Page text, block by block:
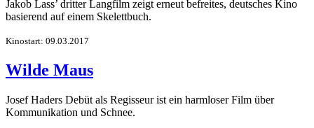
Jakob Lass’ dritter Langfilm zeigt erneut befreites, deutsches Kino
basierend auf einem Skelettbuch.
Kinostart: 09.03.2017
Wilde Maus
Josef Haders Debüt als Regisseur ist ein harmloser Film über
Kommunikation und Schnee.